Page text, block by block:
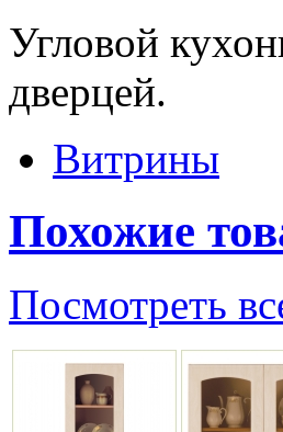
Угловой
дверцей.
Витрины
Похожие
Посмотреть